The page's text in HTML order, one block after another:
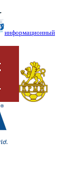
информационный